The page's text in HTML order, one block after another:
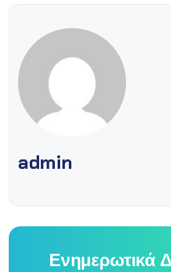
admin
Ενημερωτικά